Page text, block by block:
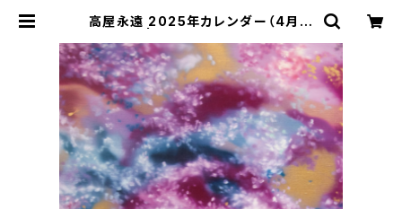
高屋永遠 2025年カレンダー（4月始